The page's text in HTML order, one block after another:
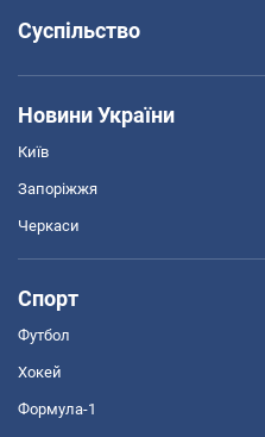
Суспільство
Новини України
Київ
Запоріжжя
Черкаси
Спорт
Футбол
Хокей
Формула-1